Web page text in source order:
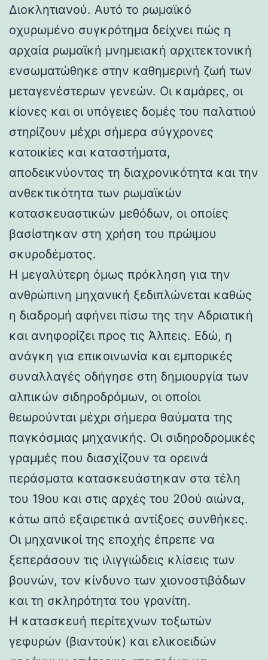
Διοκλητιανού. Αυτό το ρωμαϊκό
οχυρωμένο συγκρότημα δείχνει πώς η
αρχαία ρωμαϊκή μνημειακή αρχιτεκτονική
ενσωματώθηκε στην καθημερινή ζωή των
μεταγενέστερων γενεών. Οι καμάρες, οι
κίονες και οι υπόγειες δομές του παλατιού
στηρίζουν μέχρι σήμερα σύγχρονες
κατοικίες και καταστήματα,
αποδεικνύοντας τη διαχρονικότητα και την
ανθεκτικότητα των ρωμαϊκών
κατασκευαστικών μεθόδων, οι οποίες
βασίστηκαν στη χρήση του πρώιμου
σκυροδέματος.
Η μεγαλύτερη όμως πρόκληση για την
ανθρώπινη μηχανική ξεδιπλώνεται καθώς
η διαδρομή αφήνει πίσω της την Αδριατική
και ανηφορίζει προς τις Άλπεις. Εδώ, η
ανάγκη για επικοινωνία και εμπορικές
συναλλαγές οδήγησε στη δημιουργία των
αλπικών σιδηροδρόμων, οι οποίοι
θεωρούνται μέχρι σήμερα θαύματα της
παγκόσμιας μηχανικής. Οι σιδηροδρομικές
γραμμές που διασχίζουν τα ορεινά
περάσματα κατασκευάστηκαν στα τέλη
του 19ου και στις αρχές του 20ού αιώνα,
κάτω από εξαιρετικά αντίξοες συνθήκες.
Οι μηχανικοί της εποχής έπρεπε να
ξεπεράσουν τις ιλιγγιώδεις κλίσεις των
βουνών, τον κίνδυνο των χιονοστιβάδων
και τη σκληρότητα του γρανίτη.
Η κατασκευή περίτεχνων τοξωτών
γεφυρών (βιαντούκ) και ελικοειδών